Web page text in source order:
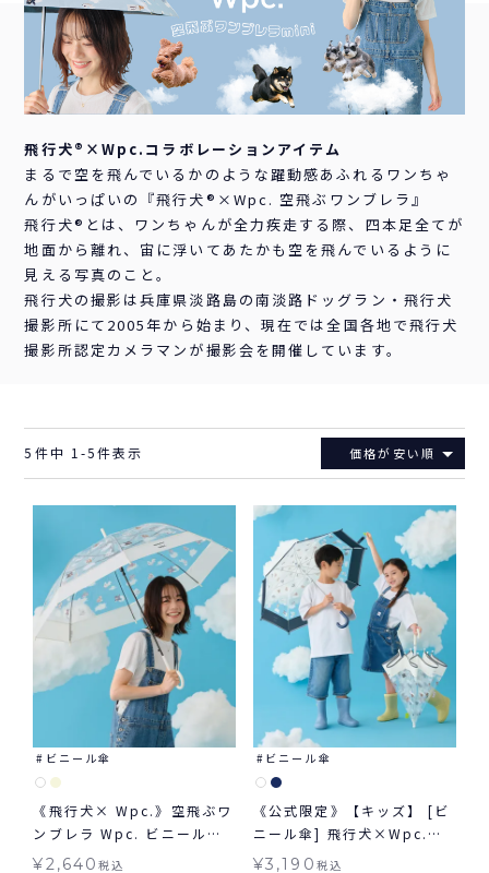
飛行犬®×Wpc.コラボレーションアイテム
まるで空を飛んでいるかのような躍動感あふれるワンちゃ
んがいっぱいの『飛行犬®︎×Wpc. 空飛ぶワンブレラ』
飛行犬®とは、ワンちゃんが全力疾走する際、四本足全てが
地面から離れ、宙に浮いてあたかも空を飛んでいるように
見える写真のこと。
飛行犬の撮影は兵庫県淡路島の南淡路ドッグラン・飛行犬
撮影所にて2005年から始まり、現在では全国各地で飛行犬
撮影所認定カメラマンが撮影会を開催しています。
価格が安い順
5 件中 1 -5件表示
ビニール傘
《飛行犬× Wpc.》空飛ぶワ
ンブレラ Wpc. ビニール傘
雨傘 長傘
¥2,640税込
ビニール傘
《公式限定》【キッズ】 [ビ
ニール傘] 飛行犬×Wpc.
KIDS 空飛ぶワンブレラ キッ
¥3,190 税込